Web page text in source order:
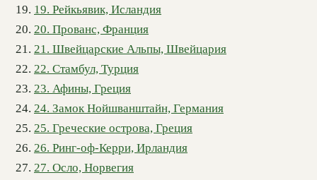
19. Рейкьявик, Исландия
20. Прованс, Франция
21. Швейцарские Альпы, Швейцария
22. Стамбул, Турция
23. Афины, Греция
24. Замок Нойшванштайн, Германия
25. Греческие острова, Греция
26. Ринг-оф-Керри, Ирландия
27. Осло, Норвегия